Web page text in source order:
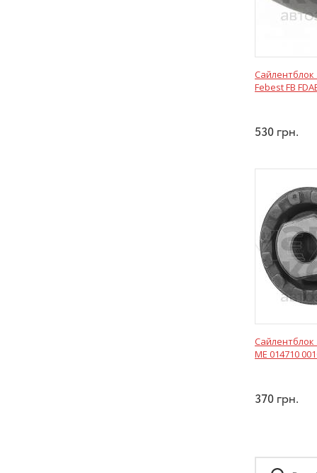
Febest FB
530 грн.
Сайлентблок
ME 014710
370 грн.